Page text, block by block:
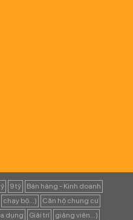
9 tỷ
Bán hàng - Kinh doanh
chạy bộ...)
Căn hộ chung cư
dụng Giải trí
giảng viên...)